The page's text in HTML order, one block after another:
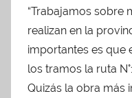
“Trabajamos sobre
realizan en la
importantes es que
los tramos la ruta
Quizás la obra más